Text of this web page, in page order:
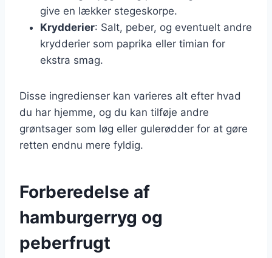
give en lækker stegeskorpe.
Krydderier: Salt, peber, og eventuelt andre
krydderier som paprika eller timian for
ekstra smag.
Disse ingredienser kan varieres alt efter hvad
du har hjemme, og du kan tilføje andre
grøntsager som løg eller gulerødder for at gøre
retten endnu mere fyldig.
Forberedelse af
hamburgerryg og
peberfrugt